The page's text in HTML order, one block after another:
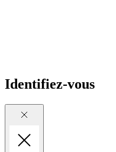
Identifiez-vous